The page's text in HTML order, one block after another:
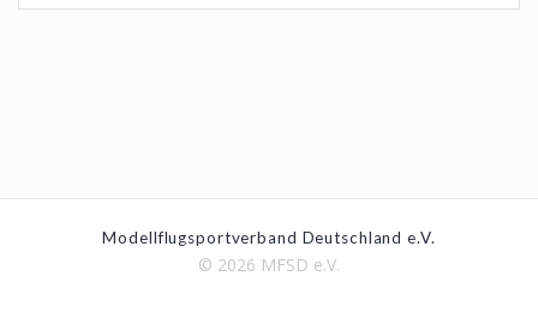
Modellflugsportverband Deutschland e.V.
© 2026 MFSD e.V.